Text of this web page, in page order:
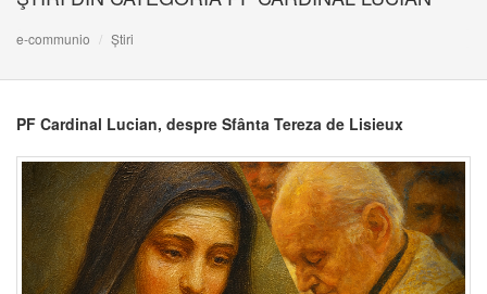
e-communio Știri
PF Cardinal Lucian, despre Sfânta Tereza de Lisieux